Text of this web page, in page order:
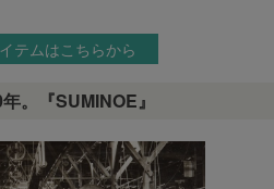
テムはこちらから
。『SUMINOE』